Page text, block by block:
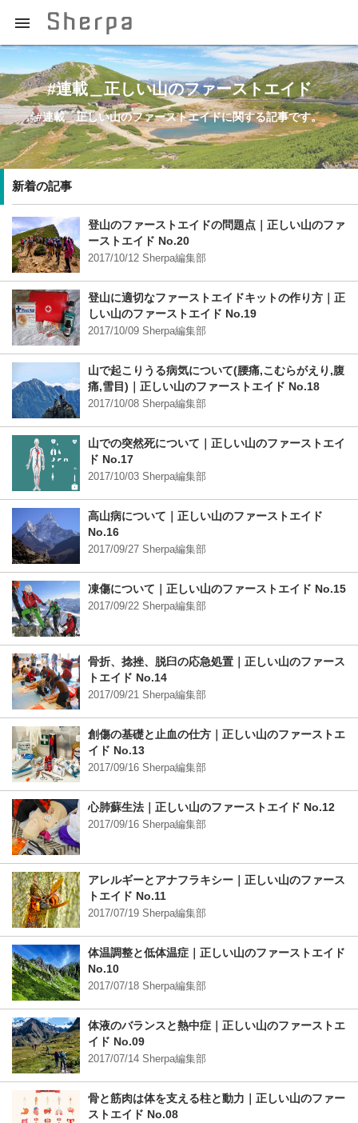

プロの登山ガイドによる登山学習QAサイト【Sherpajp（シェ
ルパジェイピー）】
#連載＿正しい山のファーストエイド
#連載＿正しい山のファーストエイドに関する記事です。
新着の記事
登山のファーストエイドの問題点｜正しい山のファ
ーストエイド No.20
2017/10/12 Sherpa編集部
登山に適切なファーストエイドキットの作り方｜正
しい山のファーストエイド No.19
2017/10/09 Sherpa編集部
山で起こりうる病気について(腰痛,こむらがえり,腹
痛,雪目)｜正しい山のファーストエイド No.18
2017/10/08 Sherpa編集部
山での突然死について｜正しい山のファーストエイ
ド No.17
2017/10/03 Sherpa編集部
高山病について｜正しい山のファーストエイド
No.16
2017/09/27 Sherpa編集部
凍傷について｜正しい山のファーストエイド No.15
2017/09/22 Sherpa編集部
骨折、捻挫、脱臼の応急処置｜正しい山のファース
トエイド No.14
2017/09/21 Sherpa編集部
創傷の基礎と止血の仕方｜正しい山のファーストエ
イド No.13
2017/09/16 Sherpa編集部
心肺蘇生法｜正しい山のファーストエイド No.12
2017/09/16 Sherpa編集部
アレルギーとアナフラキシー｜正しい山のファース
トエイド No.11
2017/07/19 Sherpa編集部
体温調整と低体温症｜正しい山のファーストエイド
No.10
2017/07/18 Sherpa編集部
体液のバランスと熱中症｜正しい山のファーストエ
イド No.09
2017/07/14 Sherpa編集部
骨と筋肉は体を支える柱と動力｜正しい山のファー
ストエイド No.08